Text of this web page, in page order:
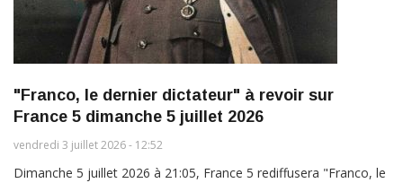
"Franco, le dernier dictateur" à revoir sur
France 5 dimanche 5 juillet 2026
vendredi 3 juillet 2026 - 12:52
Dimanche 5 juillet 2026 à 21:05, France 5 rediffusera "Franco, le